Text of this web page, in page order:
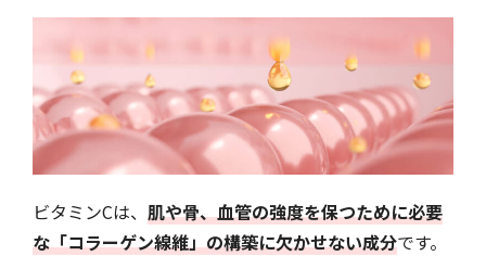
ビタミンCは、 肌や骨、血管の強度を保つために必要
な「コラーゲン線維」の構築に欠かせない成分です。